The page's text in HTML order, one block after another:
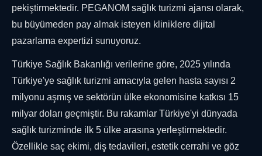
pekiştirmektedir. PEGANOM sağlık turizmi ajansı olarak,
bu büyümeden pay almak isteyen kliniklere dijital
pazarlama expertizi sunuyoruz.
Türkiye Sağlık Bakanlığı verilerine göre, 2025 yılında
Türkiye'ye sağlık turizmi amacıyla gelen hasta sayısı 2
milyonu aşmış ve sektörün ülke ekonomisine katkısı 15
milyar doları geçmiştir. Bu rakamlar Türkiye'yi dünyada
sağlık turizminde ilk 5 ülke arasına yerleştirmektedir.
Özellikle saç ekimi, diş tedavileri, estetik cerrahi ve göz